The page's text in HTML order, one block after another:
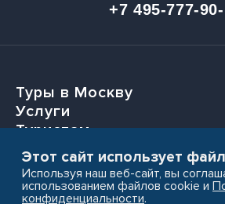
+7 495-777-
Туры в Москву
Услуги
Туристам
Агентствам
Этот сайт использует
Используя наш веб-сайт, вы
использованием файлов cookie и
конфиденциальности.